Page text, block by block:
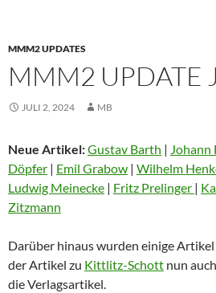
MMM2 UPDATES
MMM2 UPDATE
JULI 2, 2024 MB
Neue Artikel:Gustav Barth | Johann
Döpfer | Emil Grabow | Wilhelm
Ludwig Meinecke | Fritz Prelinger |
Zitzmann
Darüber hinaus wurden einige
der Artikel zu Kittlitz-Schott nun
die Verlagsartikel.